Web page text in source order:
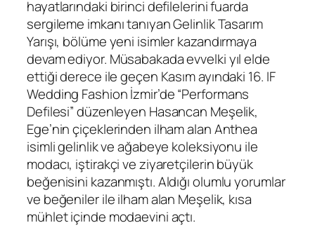
hayatlarındaki birinci defilelerini fuarda
sergileme imkanı tanıyan Gelinlik Tasarım
Yarışı, bölüme yeni isimler kazandırmaya
devam ediyor. Müsabakada evvelki yıl elde
ettiği derece ile geçen Kasım ayındaki 16. IF
Wedding Fashion İzmir’de “Performans
Defilesi” düzenleyen Hasancan Meşelik,
Ege’nin çiçeklerinden ilham alan Anthea
isimli gelinlik ve ağabeye koleksiyonu ile
modacı, iştirakçi ve ziyaretçilerin büyük
beğenisini kazanmıştı. Aldığı olumlu yorumlar
ve beğeniler ile ilham alan Meşelik, kısa
mühlet içinde modaevini açtı.